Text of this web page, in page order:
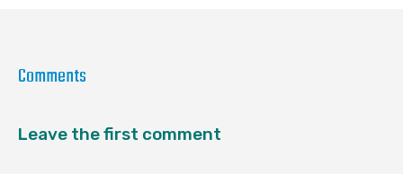
Comments
Leave the first comment